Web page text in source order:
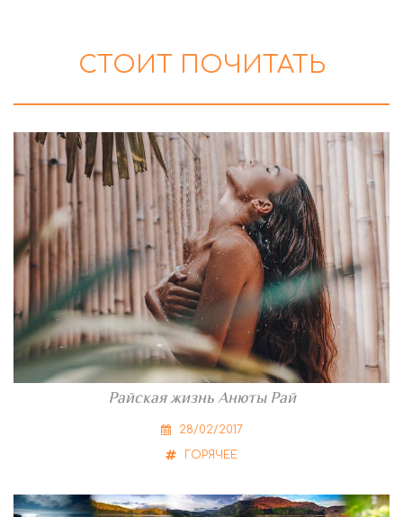
СТОИТ ПОЧИТАТЬ
Райская жизнь Анюты Рай
28/02/2017
ГОРЯЧЕЕ